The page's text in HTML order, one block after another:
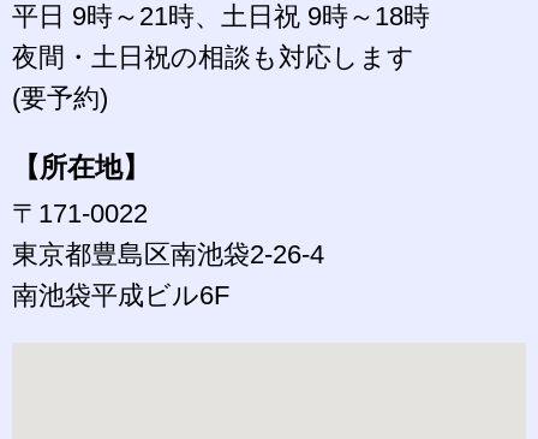
平日 9時～21時、土日祝 9時～18時
夜間・土日祝の相談も対応します
(要予約)
【所在地】
〒171-0022
東京都豊島区南池袋2-26-4
南池袋平成ビル6F